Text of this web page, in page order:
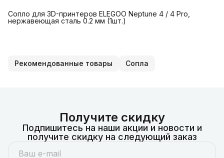
Сопло для 3D-принтеров ELEGOO Neptune 4 / 4 Pro,
нержавеющая сталь 0.2 мм (1шт.)
Рекомендованные товары Сопла
Получите скидку
Подпишитесь на наши акции и новости и
получите скидку на следующий заказ